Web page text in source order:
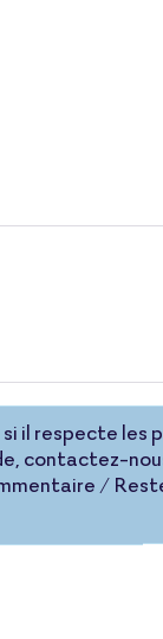
il respecte les
contactez-
/